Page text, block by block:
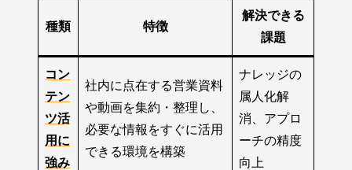
種類 特徴
解決できる
課題
コン
テン
ツ活
用に
強み
社内に点在する営業資料
や動画を集約・整理し、
必要な情報をすぐに活用
できる環境を構築
ナレッジの
属人化解
消、アプロ
ーチの精度
向上